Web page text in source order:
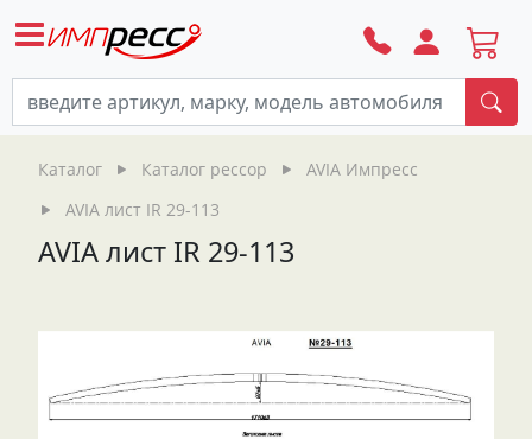
Каталог Каталог рессор
AVIA Импресс
AVIA лист IR 29-113
AVIA лист IR 29-113